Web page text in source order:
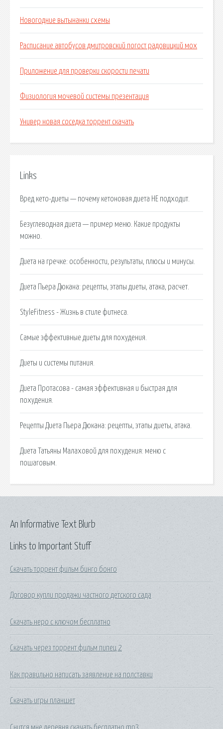
Новогодние вытынанки схемы
Расписание автобусов дмитровский погост радовицкий мох
Приложение для проверки скорости печати
Физиология мочевой системы презентация
Универ новая соседка торрент скачать
Links
Вред кето-диеты — почему кетоновая диета НЕ подходит.
Безуглеводная диета — пример меню. Какие продукты
можно.
Диета на гречке: особенности, результаты, плюсы и минусы.
Диета Пьера Дюкана: рецепты, этапы диеты, атака, расчет.
StyleFitness - Жизнь в стиле фитнеса.
Самые эффективные диеты для похудения.
Диеты и системы питания.
Диета Протасова - самая эффективная и быстрая для
похудения.
Рецепты Диета Пьера Дюкана: рецепты, этапы диеты, атака.
Диета Татьяны Малаховой для похудения: меню с
пошаговым.
Links to Important Stuff
Скачать торрент фильм бинго бонго
Договор купли продажи частного детского сада
Скачать неро с ключом бесплатно
Скачать через торрент фильм пипец 2
Как правильно написать заявление на полставки
Скачать игры планшет
Снится мне деревня скачать бесплатно mp3
An Informative Text Blurb